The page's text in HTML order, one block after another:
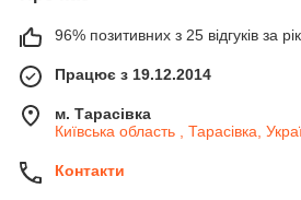
96% позитивних з 25 відгуків за рік
Працює з 19.12.2014
м. Тарасівка
Київська область , Тарасівка,
Контакти